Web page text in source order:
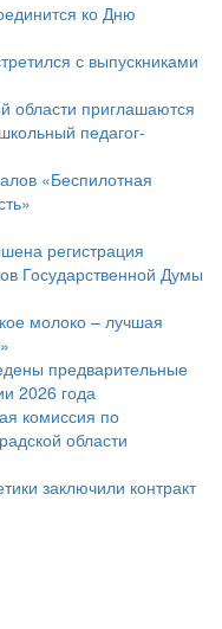
ко Дню
с выпускниками
области приглашаются
педагог-
«Беспилотная
регистрация
Государственной Думы
молоко – лучшая
предварительные
2026 года
комиссия по
области
заключили контракт